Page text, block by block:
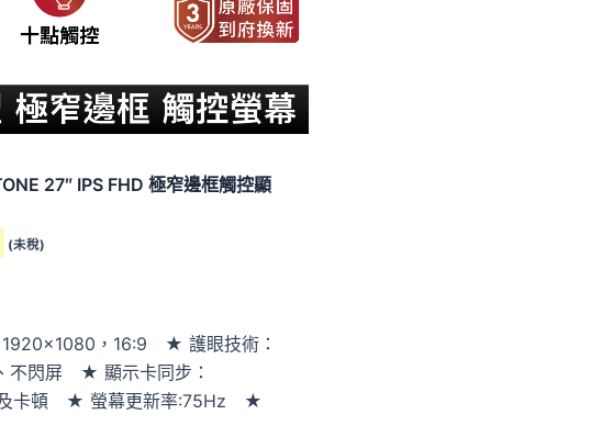
27″ IPS FHD 極窄邊框觸控顯
(未稅)
，16:9 ★ 護眼技術：
不閃屏 ★ 顯示卡同步：
及卡頓 ★ 螢幕更新率:75Hz ★